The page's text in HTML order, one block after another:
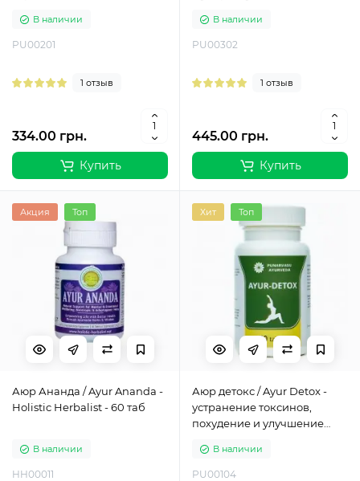
Пунарвасу - 120 таб
В наличии
PU00201
1 отзыв
334.00 грн.
Купить
В наличии
PU00302
1 отзыв
445.00 грн.
Купить
Акция Топ
Аюр Ананда / Ayur Ananda -
Holistic Herbalist - 60 таб
В наличии
HH00011
Хит Топ
Аюр детокс / Ayur Detox -
устранение токсинов,
похудение и улучшение
60 табВ наличии
PU00104